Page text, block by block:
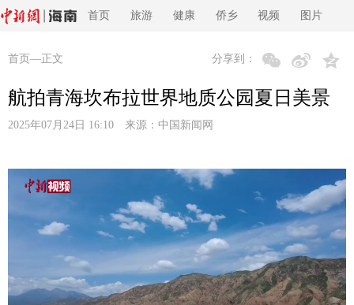
首页 旅游 健康 侨乡 视频 图片
首页 —正文 分享到：
航拍青海坎布拉世界地质公园夏日美景
2025年07月24日 16:10 来源： 中国新闻网